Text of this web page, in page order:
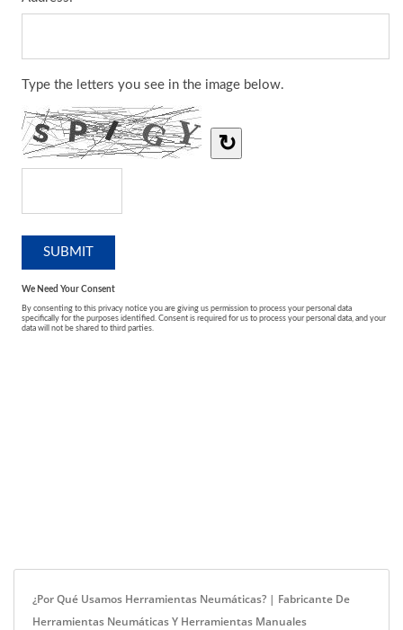
¿Por Qué Usamos Herramientas Neumáticas? | Fabricante De
Herramientas Neumáticas Y Herramientas Manuales